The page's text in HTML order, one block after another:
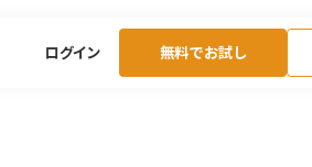
ログイン 無料でお試し